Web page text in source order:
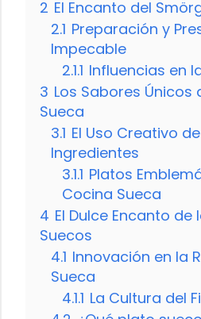
2 El Encanto del
2.1 Preparación y
Impecable
2.1.1 Influencias en
3 Los Sabores Únicos
Sueca
3.1 El Uso Creativo
Ingredientes
3.1.1 Platos
Cocina Sueca
4 El Dulce Encanto de
Suecos
4.1 Innovación en la
Sueca
4.1.1 La Cultura del